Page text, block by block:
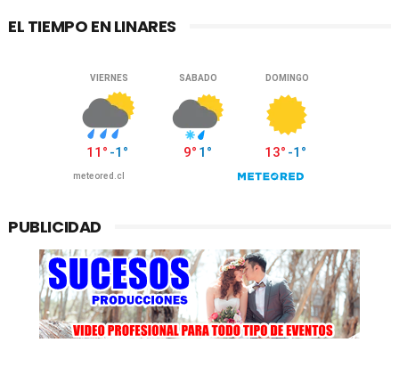
EL TIEMPO EN LINARES
PUBLICIDAD